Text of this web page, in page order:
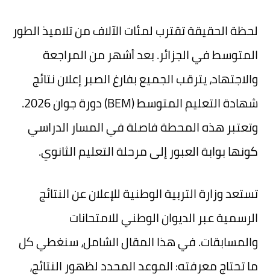
لحظة الحقيقة تقترب لمئات الآلاف من تلاميذ الطور
المتوسط في الجزائر. بعد أشهر من المراجعة
والاجتهاد، يترقب الجميع بفارغ الصبر إعلاننتائج
شهادة التعليم المتوسط (BEM) دورة جوان 2026
.
وتعتبر هذه المحطة فاصلة في المسار الدراسي
كونها بوابة العبور إلى مرحلة التعليم الثانوي.
تستعد وزارة التربية الوطنية للإعلان عن النتائج
الرسمية عبر الديوان الوطني للامتحانات
والمسابقات. في هذا المقال الشامل، سنغطي كل
ما تحتاج معرفته:الموعد المحدد لظهور النتائج،